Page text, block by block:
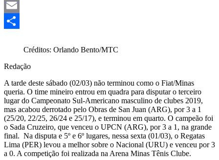
Mastodon
Email
Créditos: Orlando Bento/MTC
Redação
A tarde deste sábado (02/03) não terminou como o Fiat/Minas
queria. O time mineiro entrou em quadra para disputar o terceiro
lugar do Campeonato Sul-Americano masculino de clubes 2019,
mas acabou derrotado pelo Obras de San Juan (ARG), por 3 a 1
(25/20, 22/25, 26/24 e 25/17), e terminou em quarto. O campeão foi
o Sada Cruzeiro, que venceu o UPCN (ARG), por 3 a 1, na grande
final. Na disputa e 5º e 6º lugares, nessa sexta (01/03), o Regatas
Lima (PER) levou a melhor sobre o Nacional (URU) e venceu por 3
a 0. A competição foi realizada na Arena Minas Tênis Clube.